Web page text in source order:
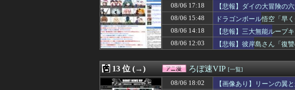
08/06 09:00
「バットマン：マントの戦士」シーズ
08/06 09:00
【朗報】人気美少女声優の大西沙織ち
08/06 09:00
【悲報】大ヒット同人開発者、売上の
08/06 09:00
カービィの能力強さTOP10教えたるｗｗ
08/06 08:26
【画像あり】AIでキモいモンスター作っ
08/06 08:22
【スパロボ】エリクト「僕がラスボス
08/06 07:59
幼女戦記Ⅱ 第5話 感想：派閥のボスが島
08/06 07:30
【悲報】キュゥべえ「少女絶望させて
08/06 07:12
【特撮】村上克司の功績がデカすぎる
08/06 17:18
【悲報】ダイの大冒険の
08/06 15:48
ドラゴンボール悟空「早
08/06 14:18
【悲報】三大無能ループ
08/06 12:03
【悲報】彼岸島さん「復
13 位 (→) ろぼ速VIP [一覧]
08/06 18:02
【画像あり】リーンの翼